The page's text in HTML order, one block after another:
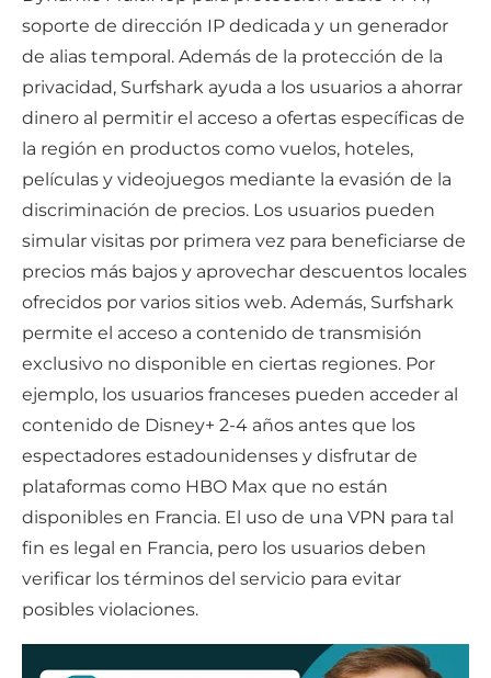
soporte de dirección IP dedicada y un generador
de alias temporal. Además de la protección de la
privacidad, Surfshark ayuda a los usuarios a ahorrar
dinero al permitir el acceso a ofertas específicas de
la región en productos como vuelos, hoteles,
películas y videojuegos mediante la evasión de la
discriminación de precios. Los usuarios pueden
simular visitas por primera vez para beneficiarse de
precios más bajos y aprovechar descuentos locales
ofrecidos por varios sitios web. Además, Surfshark
permite el acceso a contenido de transmisión
exclusivo no disponible en ciertas regiones. Por
ejemplo, los usuarios franceses pueden acceder al
contenido de Disney+ 2-4 años antes que los
espectadores estadounidenses y disfrutar de
plataformas como HBO Max que no están
disponibles en Francia. El uso de una VPN para tal
fin es legal en Francia, pero los usuarios deben
verificar los términos del servicio para evitar
posibles violaciones.